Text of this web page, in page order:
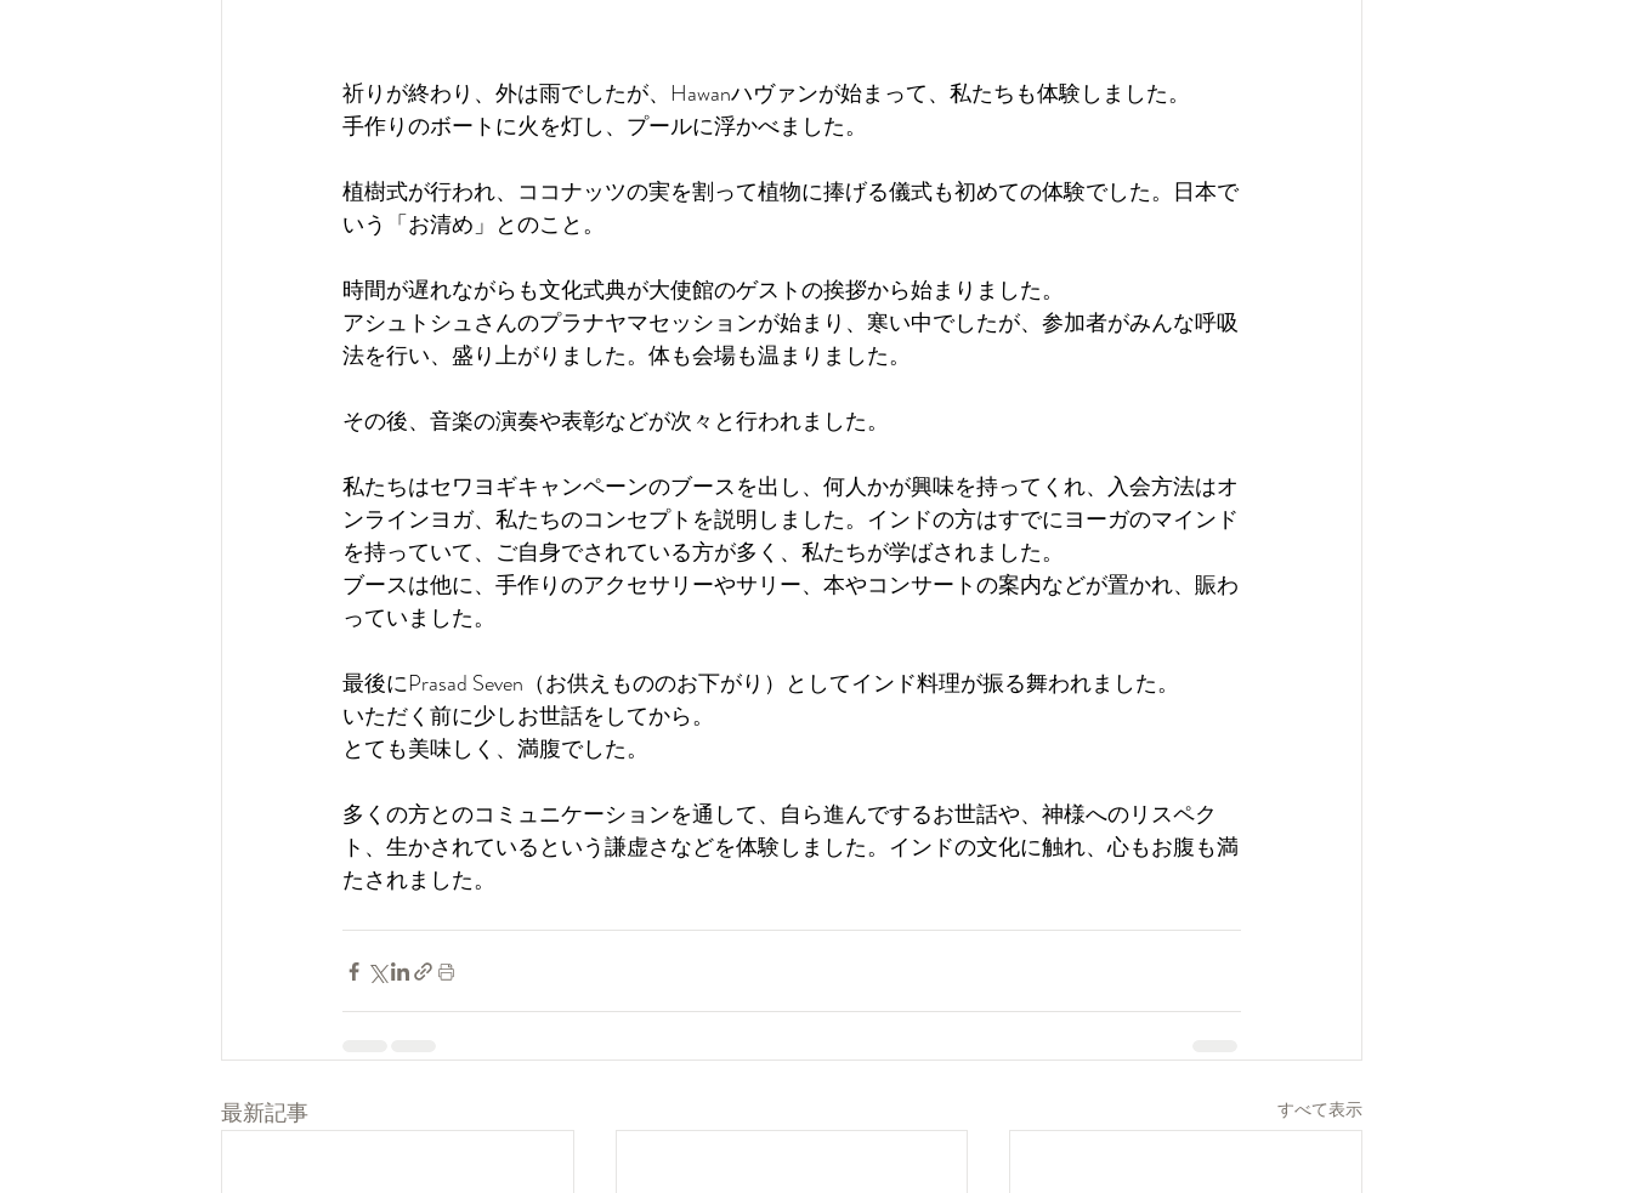
祈りが終わり、外は雨でしたが、Hawanハヴァンが始まって、私たちも体験しました。
手作りのボートに火を灯し、プールに浮かべました。
植樹式が行われ、ココナッツの実を割って植物に捧げる儀式も初めての体験でした。日本で
いう「お清め」とのこと。
時間が遅れながらも文化式典が大使館のゲストの挨拶から始まりました。
アシュトシュさんのプラナヤマセッションが始まり、寒い中でしたが、参加者がみんな呼吸
法を行い、盛り上がりました。体も会場も温まりました。
その後、音楽の演奏や表彰などが次々と行われました。
私たちはセワヨギキャンペーンのブースを出し、何人かが興味を持ってくれ、入会方法はオ
ンラインヨガ、私たちのコンセプトを説明しました。インドの方はすでにヨーガのマインド
を持っていて、ご自身でされている方が多く、私たちが学ばされました。
ブースは他に、手作りのアクセサリーやサリー、本やコンサートの案内などが置かれ、賑わ
っていました。
最後にPrasad Seven（お供えもののお下がり）としてインド料理が振る舞われました。
いただく前に少しお世話をしてから。
とても美味しく、満腹でした。
多くの方とのコミュニケーションを通して、自ら進んでするお世話や、神様へのリスペク
ト、生かされているという謙虚さなどを体験しました。インドの文化に触れ、心もお腹も満
たされました。
最新記事 すべて表示